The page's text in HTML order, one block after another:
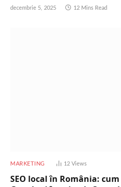
decembrie 5, 2025 12 Mins Read
MARKETING 12 Views
SEO local în România: